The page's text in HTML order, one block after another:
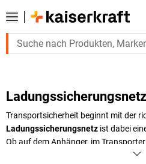
Transportsicherheit beginnt mit der
Ladungssicherungsnetz ist dabei
Ob auf dem Anhänger, im
Lkw: Ein Netz zur Ladungssicherung